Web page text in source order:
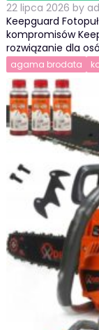
22 lipca 2026 by
Keepguard
kompromisów
rozwiązanie dla
agama brodata